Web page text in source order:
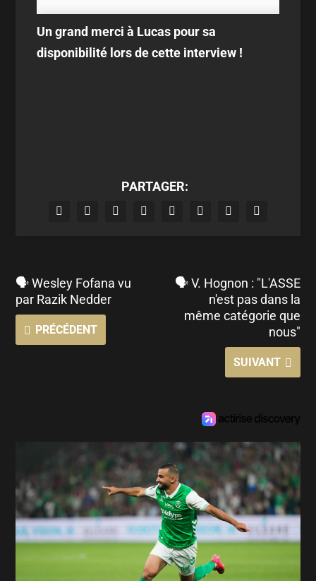
Un grand merci à Lucas pour sa
disponibilité lors de cette interview !
PARTAGER:
🗣 Wesley Fofana vu
par Razik Nedder
PRÉCÉDENT
🗣 V. Hognon : "L'ASSE
n'est pas dans la
même catégorie que
nous"
SUIVANT